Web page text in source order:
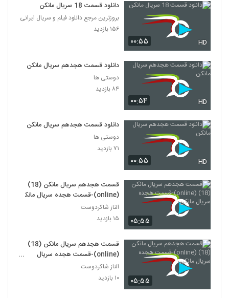
۰۰:۵۵ HD
دانلود قسمت 18 سریال مانکن
بروزترین مرجع دانلود فیلم و سریال ایرانی
۱۵۶ بازدید
۰۰:۵۴ HD
دانلود قسمت هجدهم سریال مانکن
دوستی ها
۸۴ بازدید
۰۰:۵۵ HD
دانلود قسمت هجدهم سریال مانکن
دوستی ها
۷۱ بازدید
۰۵:۵۵
قسمت هجدهم سریال مانکن (18)
(online)-قسمت هجده سریال مانکن
الناز شاکردوست
۱۵ بازدید
۰۵:۵۵
قسمت هجدهم سریال مانکن (18)
(online)-قسمت هجده سریال
مانکن-
الناز شاکردوست
۱۰ بازدید